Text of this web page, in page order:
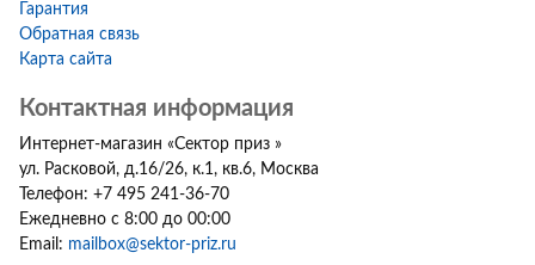
Гарантия
Обратная связь
Карта сайта
Контактная информация
Интернет-магазин «Сектор приз »
ул. Расковой, д.16/26, к.1, кв.6, Москва
Телефон: +7 495 241-36-70
Ежедневно с 8:00 до 00:00
Email: mailbox@sektor-priz.ru